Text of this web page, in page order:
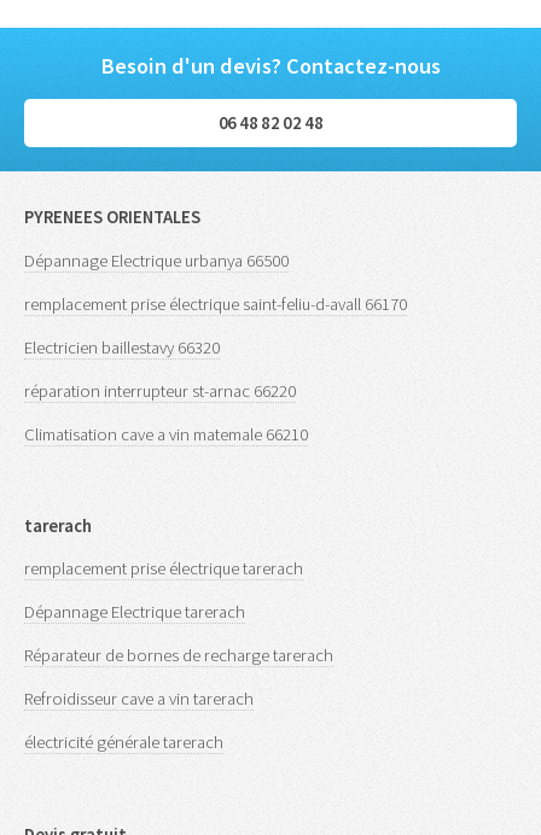
Besoin d'un devis? Contactez-nous
06 48 82 02 48
PYRENEES ORIENTALES
Dépannage Electrique urbanya 66500
remplacement prise électrique saint-feliu-d-avall 66170
Electricien baillestavy 66320
réparation interrupteur st-arnac 66220
Climatisation cave a vin matemale 66210
tarerach
remplacement prise électrique tarerach
Dépannage Electrique tarerach
Réparateur de bornes de recharge tarerach
Refroidisseur cave a vin tarerach
électricité générale tarerach